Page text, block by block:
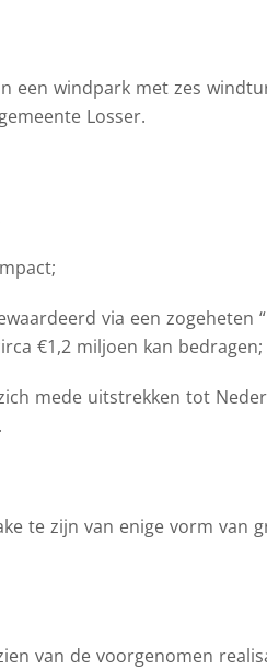
een windpark met zes
Losser.
via een zogeheten
€1,2 miljoen kan bedragen;
mede uitstrekken tot
te zijn van enige vorm van
van de voorgenomen